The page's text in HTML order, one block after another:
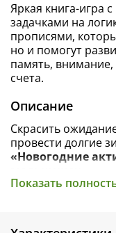
Яркая книга-игра
задачками на
прописями,
но и помогут
память,
счета.
Описание
Скрасить
провести долгие
«Новогодние
Показать